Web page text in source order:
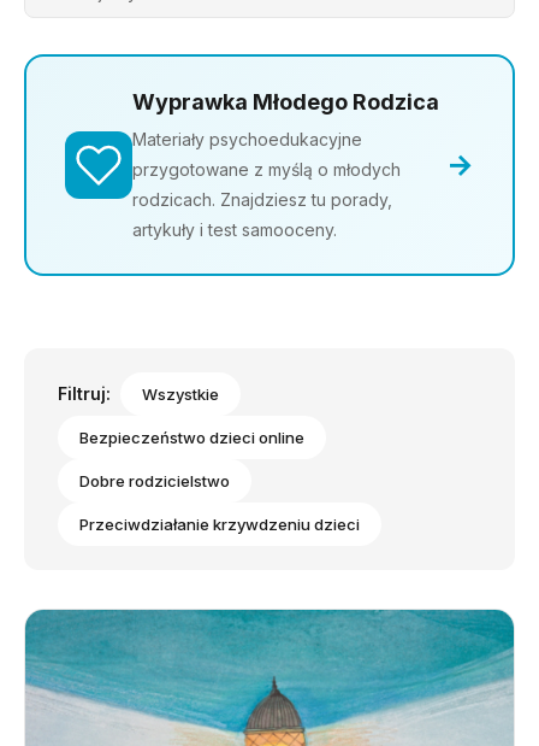
Wyprawka Młodego Rodzica
Materiały psychoedukacyjne
przygotowane z myślą o młodych
rodzicach. Znajdziesz tu porady,
artykuły i test samooceny.
→
Filtruj: Wszystkie
Bezpieczeństwo dzieci online
Dobre rodzicielstwo
Przeciwdziałanie krzywdzeniu dzieci